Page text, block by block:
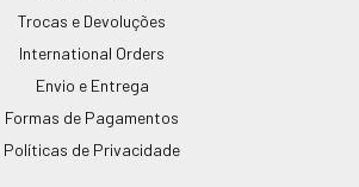
Trocas e Devoluções
International Orders
Envio e Entrega
Formas de Pagamentos
Políticas de Privacidade